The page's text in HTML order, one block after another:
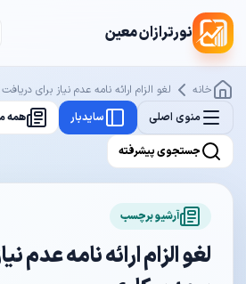
نورترازان معین
خانه
لغو الزام ارائه نامه عدم نیاز برای
منوی اصلی
سایدبار همه
جستجوی پیشرفته
آرشیو برچسب
لغو الزام ارائه نامه عدم